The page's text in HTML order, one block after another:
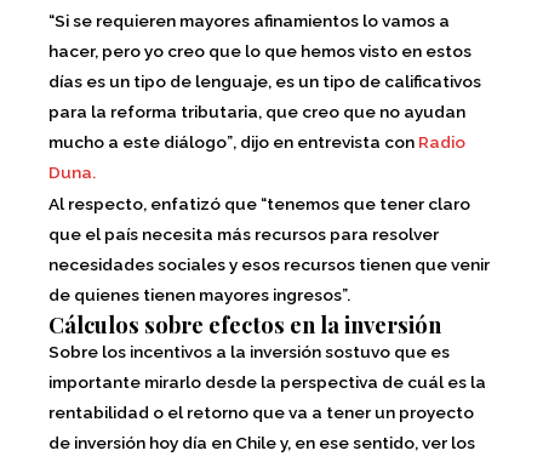
“Si se requieren mayores afinamientos lo vamos a
hacer, pero yo creo que lo que hemos visto en estos
días es un tipo de lenguaje, es un tipo de calificativos
para la reforma tributaria, que creo que no ayudan
mucho a este diálogo”, dijo en entrevista con Radio
Duna.
Al respecto, enfatizó que “tenemos que tener claro
que el país necesita más recursos para resolver
necesidades sociales y esos recursos tienen que venir
de quienes tienen mayores ingresos”.
Cálculos sobre efectos en la inversión
Sobre los incentivos a la inversión sostuvo que es
importante mirarlo desde la perspectiva de cuál es la
rentabilidad o el retorno que va a tener un proyecto
de inversión hoy día en Chile y, en ese sentido, ver los